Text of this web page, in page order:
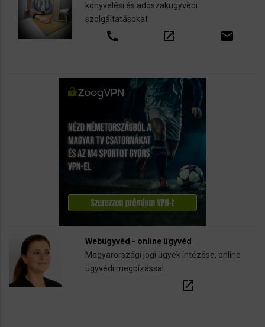
könyvelési és adószakügyvédi
szolgáltatásokat
call open_in_new email
Webügyvéd - online ügyvéd
Magyarországi jogi ügyek intézése, online
ügyvédi megbízással
open_in_new